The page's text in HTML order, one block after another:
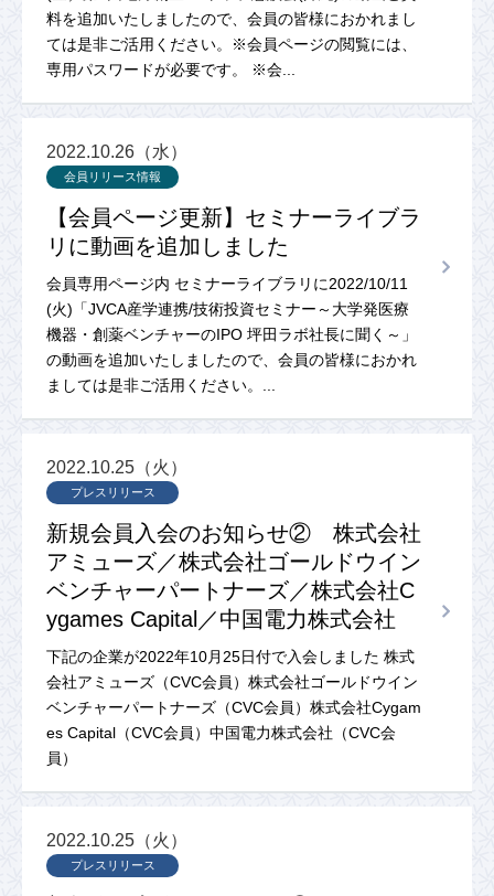
料を追加いたしましたので、会員の皆様におかれまし
ては是非ご活用ください。※会員ページの閲覧には、
専用パスワードが必要です。 ※会...
【会員ページ更新】セミナーライブラ
リに動画を追加しました
会員専用ページ内 セミナーライブラリに2022/10/11
(火)「JVCA産学連携/技術投資セミナー～大学発医療
機器・創薬ベンチャーのIPO 坪田ラボ社長に聞く～」
の動画を追加いたしましたので、会員の皆様におかれ
ましては是非ご活用ください。...
会員リリース情報
2022.10.26（水）
新規会員入会のお知らせ② 株式会社
アミューズ／株式会社ゴールドウイン
ベンチャーパートナーズ／株式会社C
ygames Capital／中国電力株式会社
下記の企業が2022年10月25日付で入会しました 株式
会社アミューズ（CVC会員）株式会社ゴールドウイン
ベンチャーパートナーズ（CVC会員）株式会社Cygam
es Capital（CVC会員）中国電力株式会社（CVC会
員）
プレスリリース
2022.10.25（火）
プレスリリース
2022.10.25（火）